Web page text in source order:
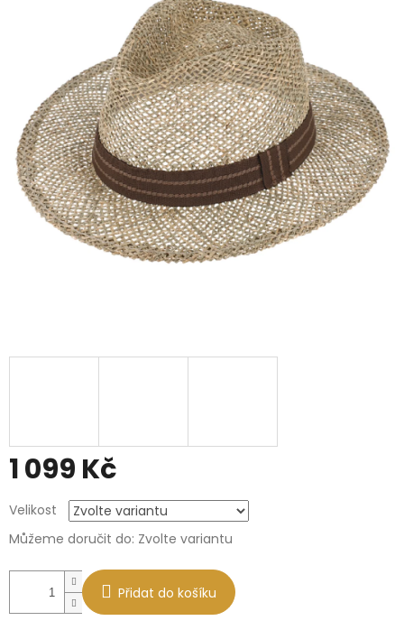
1 099 Kč
cena:
Velikost
Můžeme doručit do: Zvolte variantu
Přidat do košíku